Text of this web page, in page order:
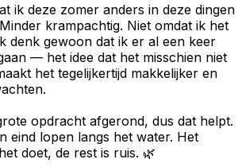
ik deze zomer anders in deze dingen
krampachtig. Niet omdat ik het
denk gewoon dat ik er al een keer
— het idee dat het misschien niet
het tegelijkertijd makkelijker en
opdracht afgerond, dus dat helpt.
eind lopen langs het water. Het
doet, de rest is ruis. 🌿